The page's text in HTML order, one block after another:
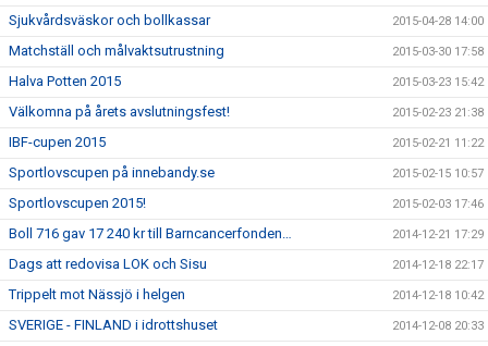
Sjukvårdsväskor och bollkassar 2015-04-28 14:00
Matchställ och målvaktsutrustning 2015-03-30 17:58
Halva Potten 2015 2015-03-23 15:42
Välkomna på årets avslutningsfest! 2015-02-23 21:38
IBF-cupen 2015 2015-02-21 11:22
Sportlovscupen på innebandy.se 2015-02-15 10:57
Sportlovscupen 2015! 2015-02-03 17:46
Boll 716 gav 17 240 kr till Barncancerfonden… 2014-12-21 17:29
Dags att redovisa LOK och Sisu 2014-12-18 22:17
Trippelt mot Nässjö i helgen 2014-12-18 10:42
SVERIGE - FINLAND i idrottshuset 2014-12-08 20:33